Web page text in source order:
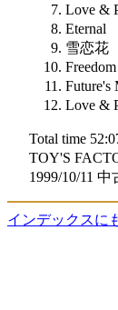
Love &
Eternal
雪恋花
Freedom
Future's
Love &
Total time
TOY'S
1999/10/11 中
インデックスに